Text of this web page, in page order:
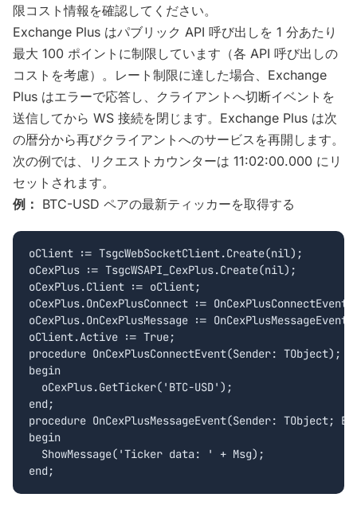
限コスト情報を確認してください。
Exchange Plus はパブリック API 呼び出しを 1 分あたり
最大 100 ポイントに制限しています（各 API 呼び出しの
コストを考慮）。レート制限に達した場合、Exchange
Plus はエラーで応答し、クライアントへ切断イベントを
送信してから WS 接続を閉じます。Exchange Plus は次
の暦分から再びクライアントへのサービスを再開します。
次の例では、リクエストカウンターは 11:02:00.000 にリ
セットされます。
例： BTC-USD ペアの最新ティッカーを取得する
oClient := TsgcWebSocketClient.Create(nil);
oCexPlus := TsgcWSAPI_CexPlus.Create(nil);
oCexPlus.Client := oClient;
oCexPlus.OnCexPlusConnect := OnCexPlusConnectEvent;
oCexPlus.OnCexPlusMessage := OnCexPlusMessageEvent;
oClient.Active := True;
procedure OnCexPlusConnectEvent(Sender: TObject);
begin
  oCexPlus.GetTicker('BTC-USD');
end;
procedure OnCexPlusMessageEvent(Sender: TObject;
begin
  ShowMessage('Ticker data: ' + Msg);